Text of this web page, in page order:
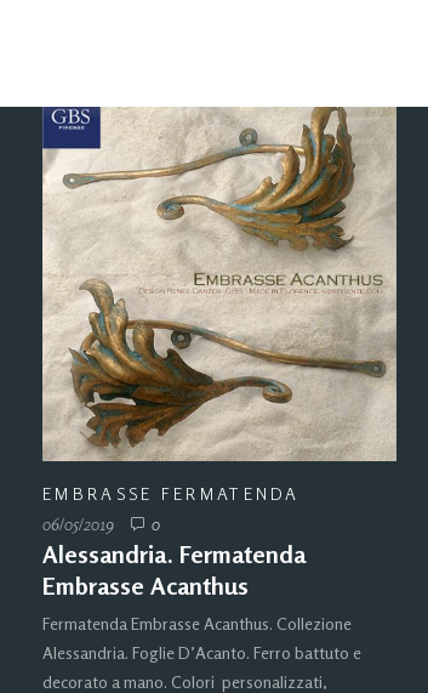
EMBRASSE FERMATENDA
06/05/2019
0
Alessandria. Fermatenda
Embrasse Acanthus
Fermatenda Embrasse Acanthus. Collezione
Alessandria. Foglie D’Acanto. Ferro battuto e
decorato a mano. Colori personalizzati,